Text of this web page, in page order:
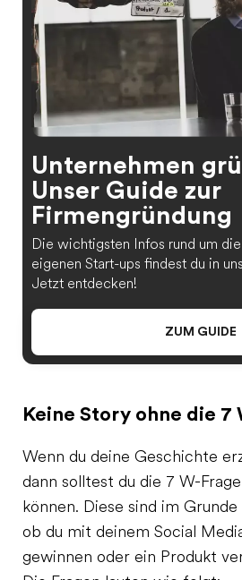
Unternehmen
Unser Guide zur
Firmengründung
Die wichtigsten Infos rund um
eigenen Start-ups findest du in
Jetzt entdecken!
ZUM GUIDE
Keine Story ohne die 7
Wenn du deine Geschichte
dann solltest du die 7 W-
können. Diese sind im
ob du mit deinem Social
gewinnen oder ein Produkt